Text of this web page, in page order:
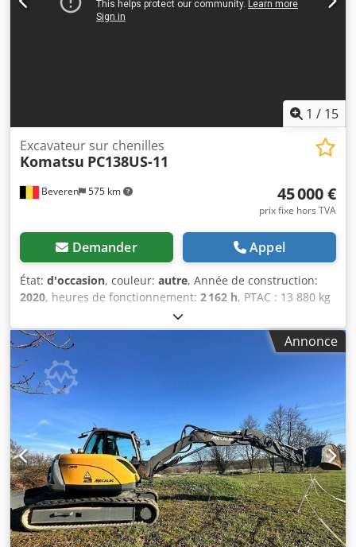
1 / 15
Beveren 575 km
Excavateur sur chenilles
Komatsu PC138US-11
45 000 €
prix fixe hors TVA
Demander Appel
État: d'occasion, couleur: autre, Année de construction:
2020, heures de fonctionnement: 2 162 h, PTAC : 13 880 kg
Marquage CE : oui Numéro de série : KMTPC261JLUF51899
Machines à vendre ! Consultez notre site internet pour
découvrir une large gamme de machines prêtes à l'achat.
Nous disposons de plus d'options que celles visibles en
ligne, n'hésitez donc pas à nous appeler ou à nous écrire à
tout moment. Toutes nos machines sont entièrement
entretenues et vérifiées pour leur fiabilité. Besoin de
photos ? Contactez-nous, nous vous les enverrons
rapidement. Cjdpfx Aioy R A Hujreha Nous vous assistons
en néerlandais, anglais, français, allemand, espagnol et
russe. Découvrez notre vaste gamme de machines fiables.
Annonce